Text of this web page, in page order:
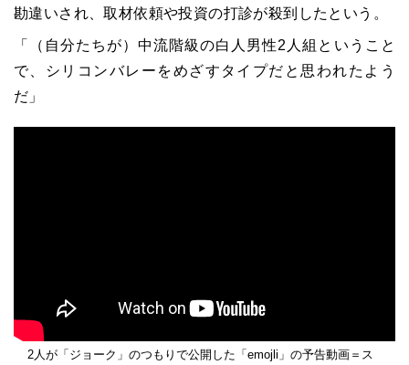
勘違いされ、取材依頼や投資の打診が殺到したという。
「（自分たちが）中流階級の白人男性2人組ということ
で、シリコンバレーをめざすタイプだと思われたよう
だ」
2人が「ジョーク」のつもりで公開した「emojli」の予告動画＝ス